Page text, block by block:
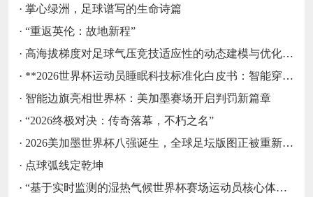
· 掌心绿洲，足球谱写的生命诗篇
· “重返英伦：故地新程”
· 高海拔梯度对足球气压竞技适应性的动态建模与优化——基于墨西哥三城的实证分析
· **2026世界杯运动员睡眠科技标准化白皮书：智能穿戴监测标准与认证体系框架**
· 智能边旗亮相世界杯：美加墨赛场开启判罚新篇章
· “2026终极对决：传奇落幕，不朽之名”
· 2026美加墨世界杯八强诞生，全球足坛版图正被重新定义
· 点球弧线定乾坤
· “基于实时监测的湿热气候世界杯赛场运动员核心体温动态预警模型构建”